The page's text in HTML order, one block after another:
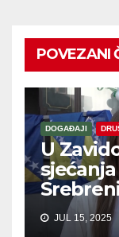
POVEZANI
DOGAĐAJI
U
JUL 15, 2025